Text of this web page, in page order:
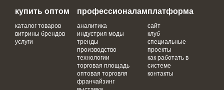
купить оптом
каталог товаров
витрины брендов
услуги
профессионалам
аналитика
индустрия моды
тренды
производство
технологии
торговая площадь
оптовая торговля
франчайзинг
платформа
сайт
клуб
специальные
проекты
как работать в
системе
контакты